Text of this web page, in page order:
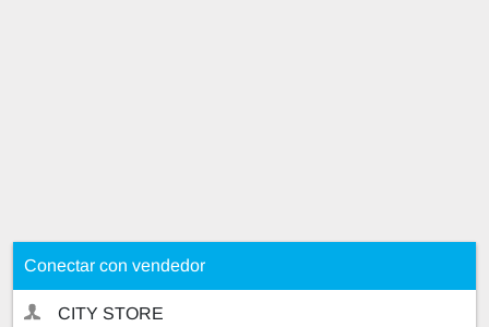
Conectar con vendedor
CITY STORE